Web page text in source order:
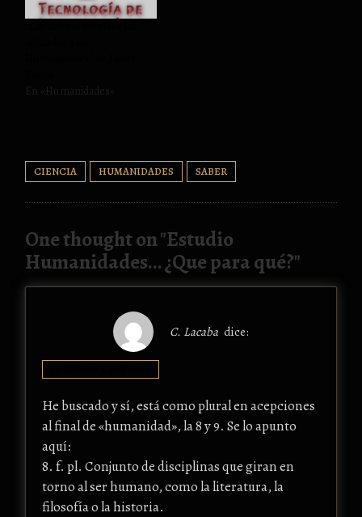
CIENCIA HUMANIDADES SABER
One thought on "Estudio
Humanidades… ¿Que para qué?"
C. Lacaba dice:
He buscado y sí, está como plural en acepciones
al final de «humanidad», la 8 y 9. Se lo apunto
aquí:
8. f. pl. Conjunto de disciplinas que giran en
torno al ser humano, como la literatura, la
filosofía o la historia.